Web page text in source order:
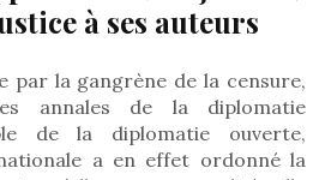
à ses auteurs
par la gangrène de la censure,
annales de la diplomatie
de la diplomatie ouverte,
a en effet ordonné la